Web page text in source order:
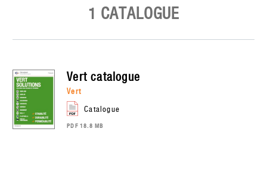
1 CATALOGUE
vertcatalogue
vert
catalogue
PDF 18.8 MB